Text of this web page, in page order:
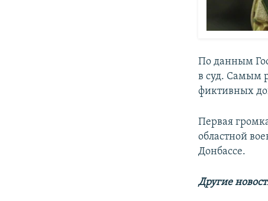
По данным
в суд. Самым
фиктивных
Первая
областной
Донбассе.
Другие